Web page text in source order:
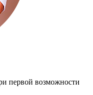
первой возможности